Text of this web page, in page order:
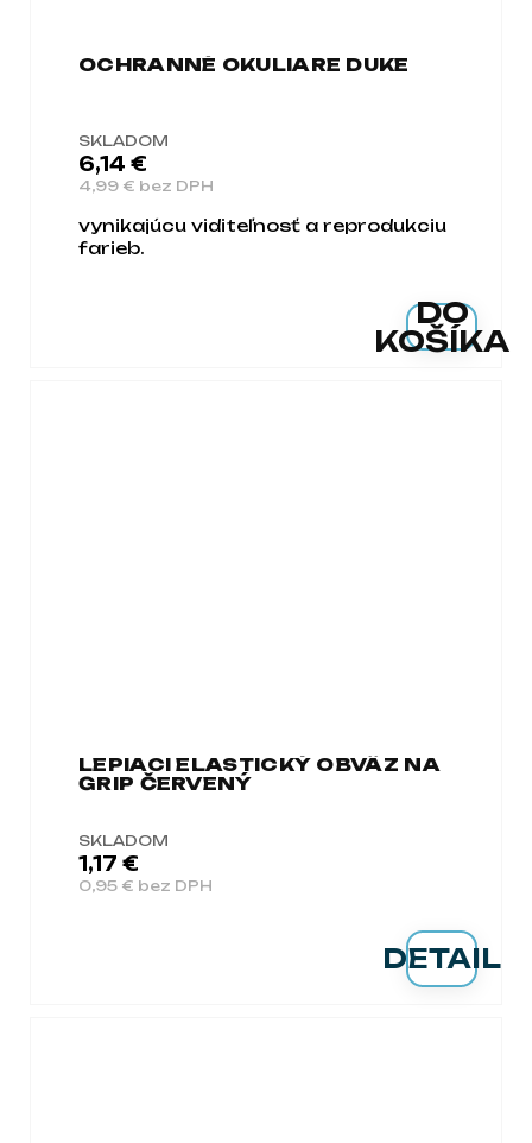
OCHRANNÉ OKULIARE DUKE
SKLADOM
4,99 € bez DPH
6,14 €
DO
KOŠÍKA
vynikajúcu viditeľnosť a reprodukciu
farieb.
LEPIACI ELASTICKÝ OBVÄZ NA
GRIP ČERVENÝ
SKLADOM
0,95 € bez DPH
1,17 €
DETAIL